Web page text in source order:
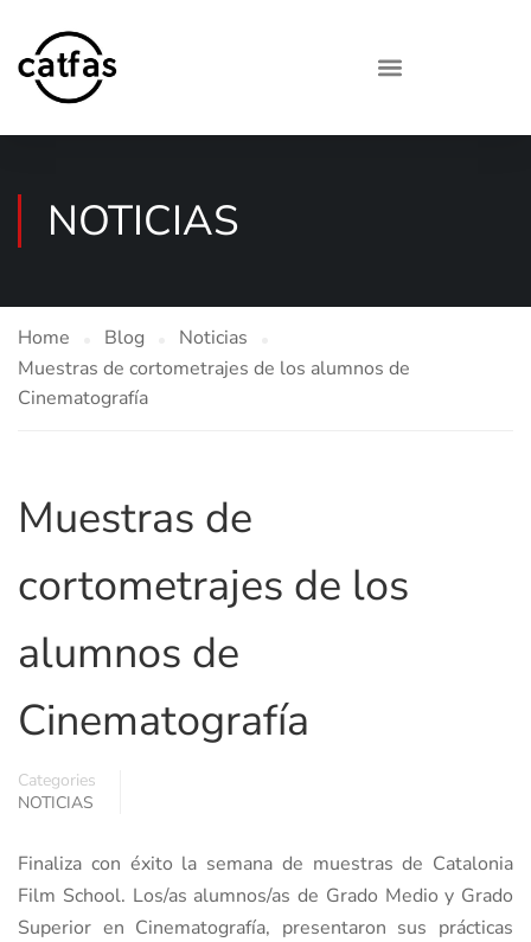
NOTICIAS
Home Blog
Noticias
Muestras de cortometrajes de los alumnos de
Cinematografía
Muestras de
cortometrajes de los
alumnos de
Cinematografía
Categories
NOTICIAS
Finaliza con éxito la semana de muestras de Catalonia
Film School. Los/as alumnos/as de Grado Medio y Grado
Superior en Cinematografía, presentaron sus prácticas